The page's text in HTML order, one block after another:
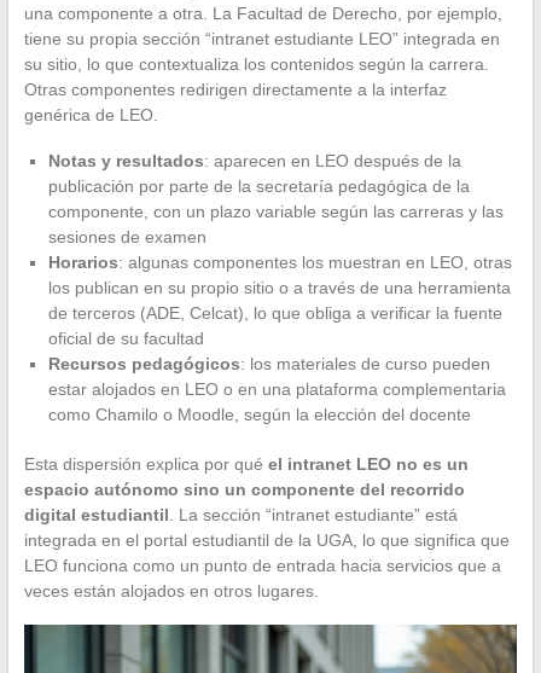
una componente a otra. La Facultad de Derecho, por ejemplo,
tiene su propia sección “intranet estudiante LEO” integrada en
su sitio, lo que contextualiza los contenidos según la carrera.
Otras componentes redirigen directamente a la interfaz
genérica de LEO.
Notas y resultados: aparecen en LEO después de la
publicación por parte de la secretaría pedagógica de la
componente, con un plazo variable según las carreras y las
sesiones de examen
Horarios: algunas componentes los muestran en LEO, otras
los publican en su propio sitio o a través de una herramienta
de terceros (ADE, Celcat), lo que obliga a verificar la fuente
oficial de su facultad
Recursos pedagógicos: los materiales de curso pueden
estar alojados en LEO o en una plataforma complementaria
como Chamilo o Moodle, según la elección del docente
Esta dispersión explica por qué el intranet LEO no es un
espacio autónomo sino un componente del recorrido
digital estudiantil . La sección “intranet estudiante” está
integrada en el portal estudiantil de la UGA, lo que significa que
LEO funciona como un punto de entrada hacia servicios que a
veces están alojados en otros lugares.